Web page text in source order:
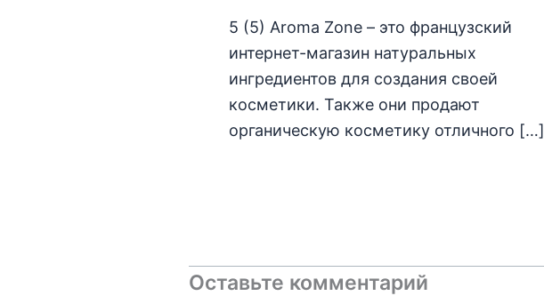
5 (5) Aroma Zone – это французский
интернет-магазин натуральных
ингредиентов для создания своей
косметики. Также они продают
органическую косметику отличного […]
Оставьте комментарий